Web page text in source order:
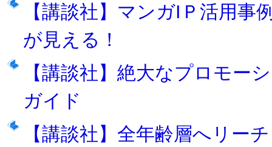
【講談社】マンガIＰ活用
が見える！
【講談社】絶大なプロモ
ガイド
【講談社】全年齢層へリ